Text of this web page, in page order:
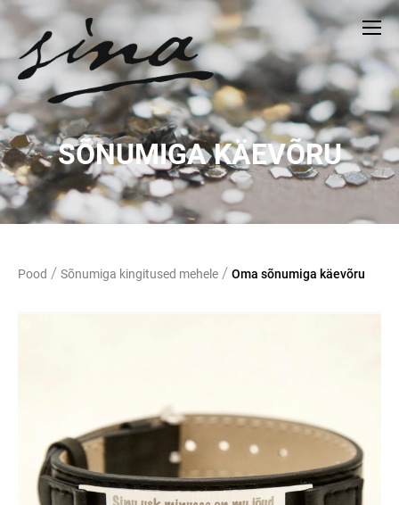
SÕNUMIGA KÄEVÕRU
Pood / Sõnumiga kingitused mehele / Oma sõnumiga käevõru